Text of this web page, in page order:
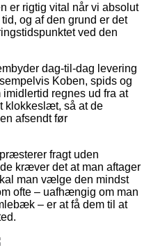
er rigtig vital når vi absolut
og af den grund er det
ved den
dag-til-dag levering
Koben, spids og
imidlertid regnes ud fra at
klokkeslæt, så at de
afsendt før
fragt uden
kræver det at man aftager
man vælge den mindst
ofte – uafhængig om man
– er at få dem til at